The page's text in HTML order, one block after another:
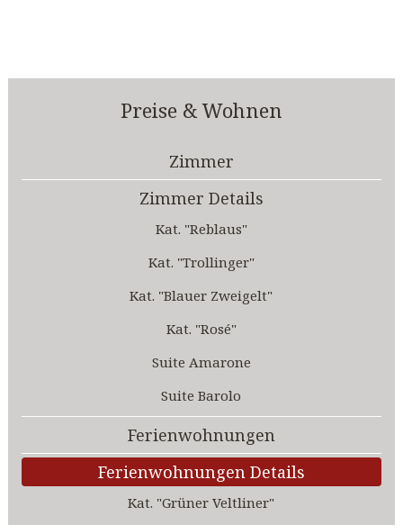
Preise & Wohnen
Zimmer
Zimmer Details
Kat. "Reblaus"
Kat. "Trollinger"
Kat. "Blauer Zweigelt"
Kat. "Rosé"
Suite Amarone
Suite Barolo
Ferienwohnungen
Ferienwohnungen Details
Kat. "Grüner Veltliner"